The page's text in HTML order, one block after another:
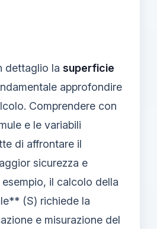
dettaglio la superficie
approfondire
Comprendere con
e le variabili
di affrontare il
sicurezza e
il calcolo della
(S) richiede la
e misurazione del